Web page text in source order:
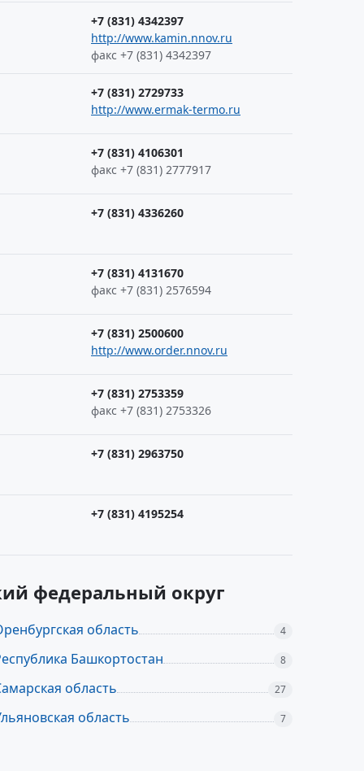
+7 (831) 4342397
http://www.kamin.nnov.ru
факс +7 (831) 4342397
+7 (831) 2729733
http://www.ermak-termo.ru
+7 (831) 4106301
факс +7 (831) 2777917
+7 (831) 4336260
+7 (831) 4131670
факс +7 (831) 2576594
+7 (831) 2500600
http://www.order.nnov.ru
+7 (831) 2753359
факс +7 (831) 2753326
+7 (831) 2963750
+7 (831) 4195254
федеральный округ
область 4
Башкортостан 8
область 27
область 7